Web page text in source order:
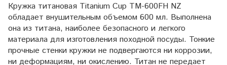
Кружка титановая Titanium Cup TM-600FH NZ
обладает внушительным объемом 600 мл. Выполнена
она из титана, наиболее безопасного и легкого
материала для изготовления походной посуды. Тонкие
прочные стенки кружки не подвергаются ни коррозии,
ни деформациям, ни окислению. Титан не передает